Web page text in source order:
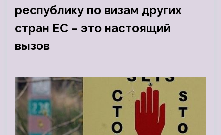
республику по визам других
стран ЕС – это настоящий
вызов